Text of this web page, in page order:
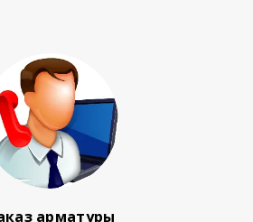
арматуры